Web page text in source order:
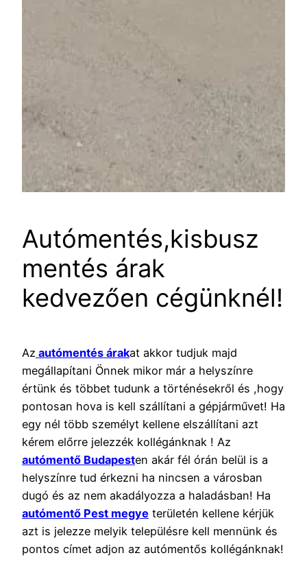
Autómentés,kisbusz
mentés árak
kedvezően cégünknél!
Az autómentés árakat akkor tudjuk majd
megállapítani Önnek mikor már a helyszínre
értünk és többet tudunk a történésekről és ,hogy
pontosan hova is kell szállítani a gépjárművet! Ha
egy nél több személyt kellene elszállítani azt
kérem előrre jelezzék kollégánknak ! Az
autómentő Budapesten akár fél órán belül is a
helyszínre tud érkezni ha nincsen a városban
dugó és az nem akadályozza a haladásban! Ha
autómentő Pest megye területén kellene kérjük
azt is jelezze melyik településre kell mennünk és
pontos címet adjon az autómentős kollégánknak!